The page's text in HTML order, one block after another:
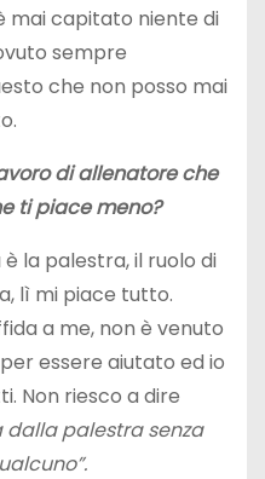
mai capitato niente di
sempre
che non posso mai
di allenatore che
ti piace meno?
la palestra, il ruolo di
lì mi piace tutto.
a me, non è venuto
essere aiutato ed io
Non riesco a dire
dalla palestra senza